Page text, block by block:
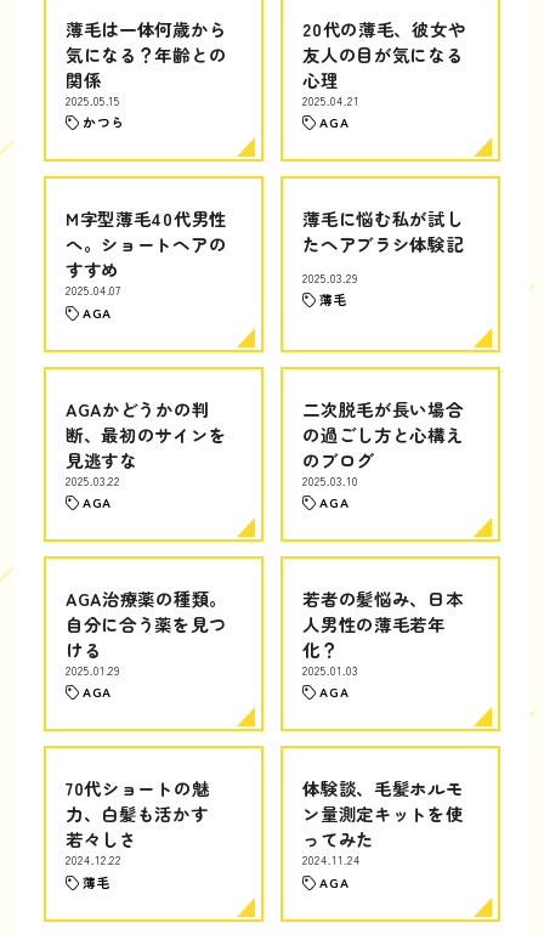
薄毛は一体何歳から
気になる？年齢との
関係
2025.05.15
かつら
20代の薄毛、彼女や
友人の目が気になる
心理
2025.04.21
AGA
M字型薄毛40代男性
へ。ショートヘアの
すすめ
2025.04.07
AGA
薄毛に悩む私が試し
たヘアブラシ体験記
2025.03.29
薄毛
AGAかどうかの判
断、最初のサインを
見逃すな
2025.03.22
AGA
二次脱毛が長い場合
の過ごし方と心構え
のブログ
2025.03.10
AGA
AGA治療薬の種類。
自分に合う薬を見つ
ける
2025.01.29
AGA
若者の髪悩み、日本
人男性の薄毛若年
化？
2025.01.03
AGA
70代ショートの魅
力、白髪も活かす
若々しさ
2024.12.22
薄毛
体験談、毛髪ホルモ
ン量測定キットを使
ってみた
2024.11.24
AGA